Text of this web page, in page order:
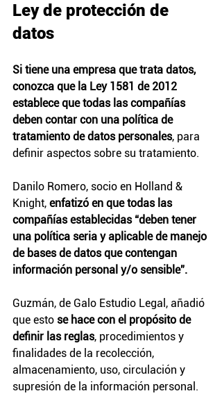
Ley de protección de
datos
Si tiene una empresa que trata datos,
conozca que la Ley 1581 de 2012
establece que todas las compañías
deben contar con una política de
tratamiento de datos personales, para
definir aspectos sobre su tratamiento.
Danilo Romero, socio en Holland &
Knight, enfatizó en que todas las
compañías establecidas “deben tener
una política seria y aplicable de manejo
de bases de datos que contengan
información personal y/o sensible”.
Guzmán, de Galo Estudio Legal, añadió
que esto se hace con el propósito de
definir las reglas, procedimientos y
finalidades de la recolección,
almacenamiento, uso, circulación y
supresión de la información personal.